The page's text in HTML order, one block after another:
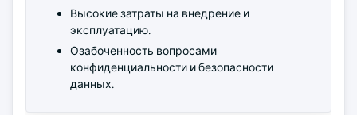
Высокие затраты на внедрение и
эксплуатацию.
Озабоченность вопросами
конфиденциальности и безопасности
данных.